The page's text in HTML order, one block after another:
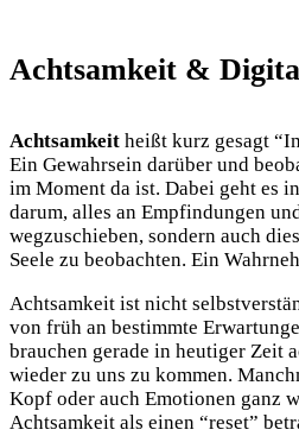
Achtsamkeit &
Achtsamkeit heißt kurz gesagt
Ein Gewahrsein darüber und
im Moment da ist. Dabei geht es
darum, alles an Empfindungen
wegzuschieben, sondern auch
Seele zu beobachten. Ein
Achtsamkeit ist nicht
von früh an bestimmte
brauchen gerade in heutiger Zeit
wieder zu uns zu kommen.
Kopf oder auch Emotionen ganz
Achtsamkeit als einen “reset”